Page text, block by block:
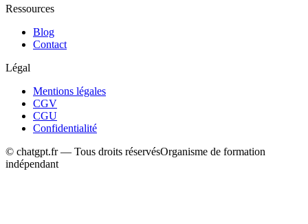
Ressources
Blog
Contact
Légal
Mentions légales
CGV
CGU
Confidentialité
© chatgpt.fr — Tous droits réservésOrganisme de formation
indépendant